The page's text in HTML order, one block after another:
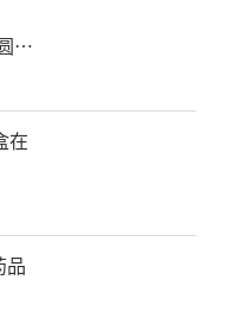
满
在
品